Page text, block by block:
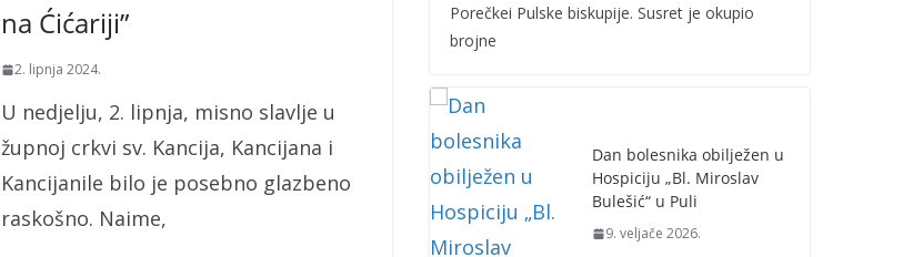
na Ćićariji”
2. lipnja 2024.
U nedjelju, 2. lipnja, misno slavlje u
župnoj crkvi sv. Kancija, Kancijana i
Kancijanile bilo je posebno glazbeno
raskošno. Naime,
Porečkei Pulske biskupije. Susret je okupio
brojne
Dan bolesnika obilježen u
Hospiciju „Bl. Miroslav
Bulešić“ u Puli
9. veljače 2026.